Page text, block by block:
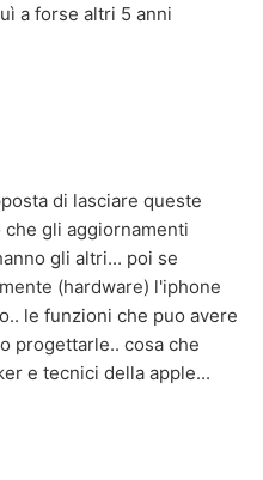
a forse altri 5 anni
di lasciare queste
gli aggiornamenti
gli altri... poi se
(hardware) l'iphone
le funzioni che puo avere
progettarle.. cosa che
e tecnici della apple...